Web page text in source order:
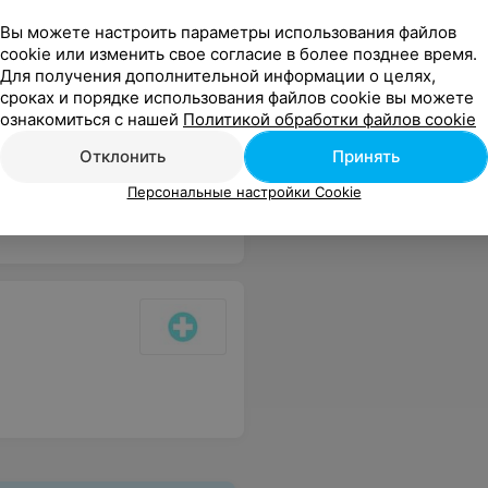
косметолог может
нее приступать к
ложечка Уно или ситечко.
угри, а также ороговевшие
Она имеет
и выдавливать даже
рук, покрыв их
расширение
копье. После
лосьоном или
клеток;
Вы можете настроить параметры использования файлов
cookie или изменить свое согласие в более позднее время.
Для получения дополнительной информации о целях,
сроках и порядке использования файлов cookie вы можете
ознакомиться с нашей Политикой обработки файлов cookie
Отклонить
Принять
Персональные настройки Cookie